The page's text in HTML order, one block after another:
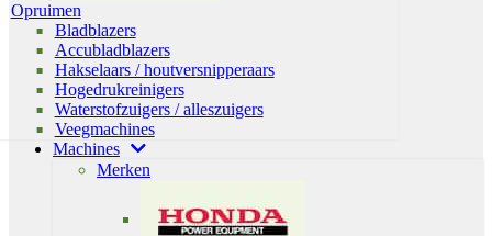
Opruimen
Bladblazers
Accubladblazers
Hakselaars / houtversnipperaars
Hogedrukreinigers
Waterstofzuigers / alleszuigers
Veegmachines
Machines
Merken